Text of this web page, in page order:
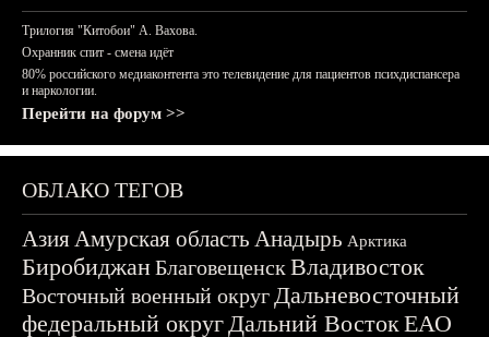
Трилогия "Китобои" А. Вахова.
Охранник спит - смена идёт
80% российского медиаконтента это телевидение для пациентов психдиспансера
и наркологии.
Перейти на форум >>
ОБЛАКО ТЕГОВ
АзияАмурская область Анадырь Арктика
БиробиджанБлаговещенскВладивосток
Восточный военный округДальневосточный
федеральный округДальний ВостокЕАО